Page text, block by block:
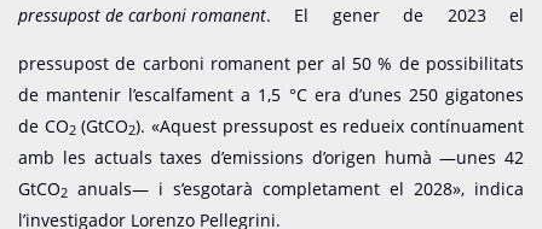
pressupost de carboni romanent. El gener de 2023 el
pressupost de carboni romanent per al 50 % de possibilitats
de mantenir l’escalfament a 1,5 °C era d’unes 250 gigatones
de CO2(GtCO2). «Aquest pressupost es redueix contínuament
amb les actuals taxes d’emissions d’origen humà —unes 42
GtCO2 anuals— i s’esgotarà completament el 2028», indica
l’investigador Lorenzo Pellegrini.